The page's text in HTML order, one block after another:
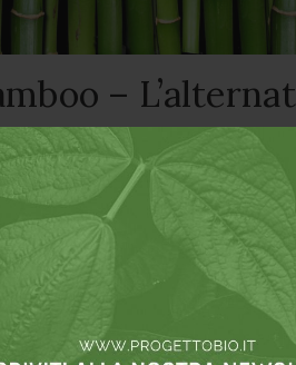
–
trend in fatto di design, si sta
look caratteristico, conferisce
Green
di questa pianta